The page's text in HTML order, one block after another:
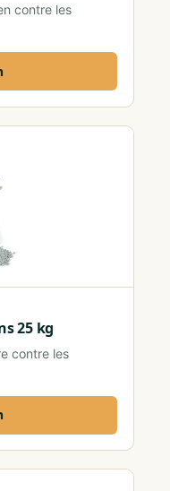
contre les
25 kg
contre les